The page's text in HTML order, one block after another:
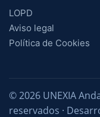
LOPD
Aviso legal
Política de Cookies
© 2026 UNEXIA
reservados ·